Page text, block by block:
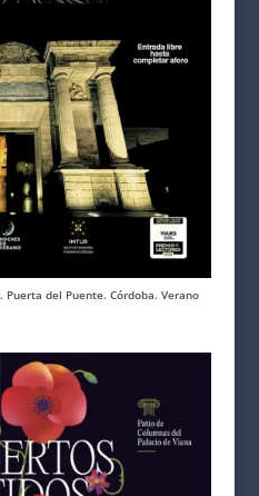
Puerta del Puente. Córdoba. Verano